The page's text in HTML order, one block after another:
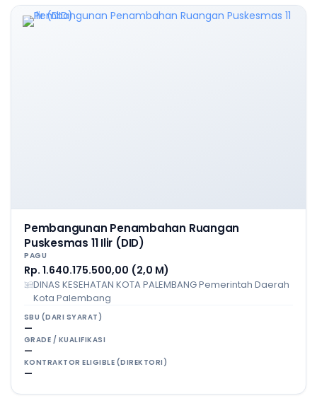
Pembangunan Penambahan Ruangan
Puskesmas 11 Ilir (DID)
PAGU
Rp. 1.640.175.500,00 (2,0 M)
DINAS KESEHATAN KOTA PALEMBANG Pemerintah Daerah
Kota Palembang
SBU (DARI SYARAT)
—
GRADE / KUALIFIKASI
—
KONTRAKTOR ELIGIBLE (DIREKTORI)
—